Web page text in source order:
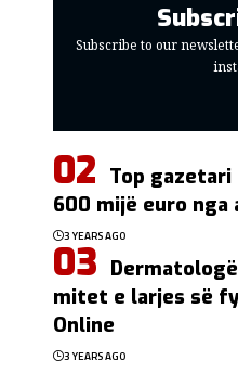
Subscribe to our
Top gazetari
600 mijë euro
3 YEARS AGO
mitet e larjes së
Online
3 YEARS AGO